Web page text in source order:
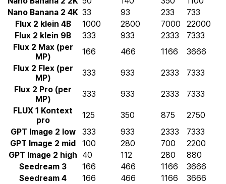
Nano Banana 2 4K 33 93 233
733
Flux 2 klein 4B
1000 2800 7000
22000
Flux 2 klein 9B
333 933 2333
7333
Flux 2 Max (per
MP)
166 466 1166
3666
Flux 2 Flex (per
MP)
333 933 2333
7333
Flux 2 Pro (per
MP)
333 933 2333
7333
FLUX 1 Kontext
pro
125 350 875
2750
GPT Image 2 low
333 933 2333
7333
GPT Image 2 mid
100 280 700
2200
GPT Image 2 high
40 112 280
880
Seedream 3
166 466 1166
3666
Seedream 4
166 466 1166
3666